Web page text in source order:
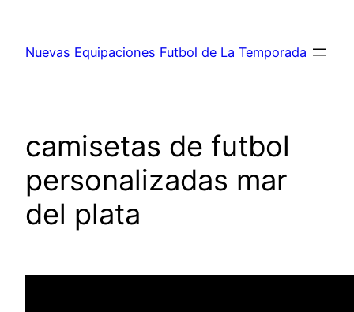
contenido
Nuevas Equipaciones Futbol de La Temporada
camisetas de futbol
personalizadas mar
del plata